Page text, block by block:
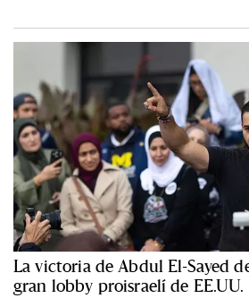
La victoria de Abdul El-Sayed
gran lobby proisraelí de